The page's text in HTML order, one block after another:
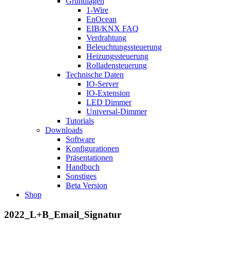
1-Wire
EnOcean
EIB/KNX FAQ
Verdrahtung
Beleuchtungssteuerung
Heizungssteuerung
Rolladensteuerung
Technische Daten
IO-Server
IO-Extension
LED Dimmer
Universal-Dimmer
Tutorials
Downloads
Software
Konfigurationen
Präsentationen
Handbuch
Sonstiges
Beta Version
Shop
2022_L+B_Email_Signatur